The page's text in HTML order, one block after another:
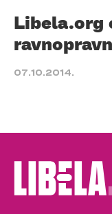
Libela.org
07.10.2014.